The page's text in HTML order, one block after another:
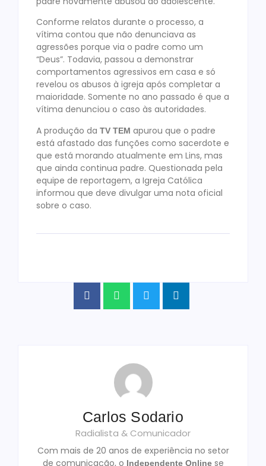
Conforme relatos durante o processo, a
vítima contou que não denunciava as
agressões porque via o padre como um
“Deus”. Todavia, passou a demonstrar
comportamentos agressivos em casa e só
revelou os abusos à igreja após completar a
maioridade. Somente no ano passado é que a
vítima denunciou o caso às autoridades.
A produção da TV TEM apurou que o padre
está afastado das funções como sacerdote e
que está morando atualmente em Lins, mas
que ainda continua padre. Questionada pela
equipe de reportagem, a Igreja Católica
informou que deve divulgar uma nota oficial
sobre o caso.
Carlos Sodario
Radialista & Comunicador
Com mais de 20 anos de experiência no setor
de comunicação, o Independente Onlinese